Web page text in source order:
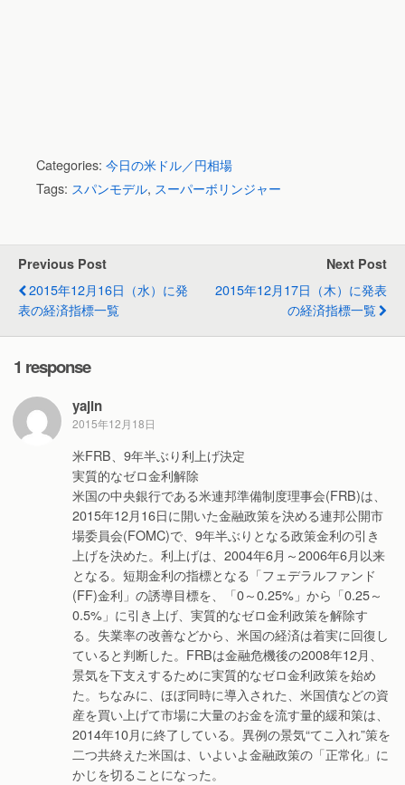
Categories: 今日の米ドル／円相場
Tags: スパンモデル, スーパーボリンジャー
Previous Post
2015年12月16日（水）に発
表の経済指標一覧
Next Post
2015年12月17日（木）に発表
の経済指標一覧
1 response
yajin
2015年12月18日
米FRB、9年半ぶり利上げ決定
実質的なゼロ金利解除
米国の中央銀行である米連邦準備制度理事会(FRB)は、
2015年12月16日に開いた金融政策を決める連邦公開市
場委員会(FOMC)で、9年半ぶりとなる政策金利の引き
上げを決めた。利上げは、2004年6月～2006年6月以来
となる。短期金利の指標となる「フェデラルファンド
(FF)金利」の誘導目標を、「0～0.25%」から「0.25～
0.5%」に引き上げ、実質的なゼロ金利政策を解除す
る。失業率の改善などから、米国の経済は着実に回復し
ていると判断した。FRBは金融危機後の2008年12月、
景気を下支えするために実質的なゼロ金利政策を始め
た。ちなみに、ほぼ同時に導入された、米国債などの資
産を買い上げて市場に大量のお金を流す量的緩和策は、
2014年10月に終了している。異例の景気“てこ入れ”策を
二つ共終えた米国は、いよいよ金融政策の「正常化」に
かじを切ることになった。